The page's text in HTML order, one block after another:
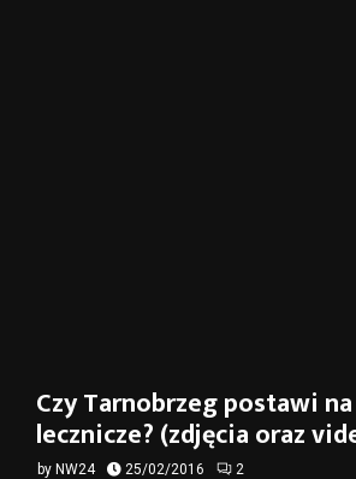
Czy Tarnobrzeg postawi
lecznicze? (zdjęcia oraz
by NW24 25/02/2016 2